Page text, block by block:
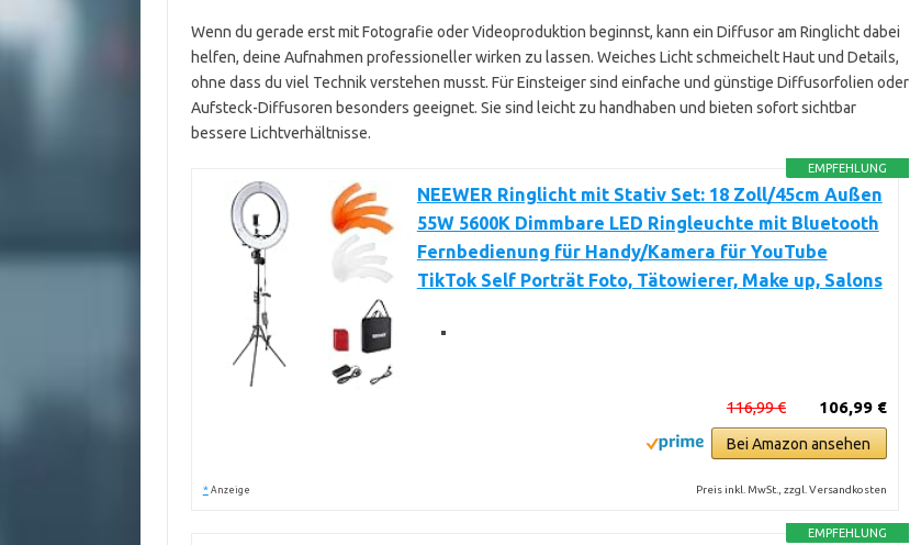
Wenn du gerade erst mit Fotografie oder Videoproduktion beginnst, kann ein Diffusor am Ringlicht dabei
helfen, deine Aufnahmen professioneller wirken zu lassen. Weiches Licht schmeichelt Haut und Details,
ohne dass du viel Technik verstehen musst. Für Einsteiger sind einfache und günstige Diffusorfolien oder
Aufsteck-Diffusoren besonders geeignet. Sie sind leicht zu handhaben und bieten sofort sichtbar
bessere Lichtverhältnisse.
EMPFEHLUNG
NEEWER Ringlicht mit Stativ Set: 18 Zoll/45cm Außen
55W 5600K Dimmbare LED Ringleuchte mit Bluetooth
Fernbedienung für Handy/Kamera für YouTube
TikTok Self Porträt Foto, Tätowierer, Make up, Salons
106,99 €
116,99 €
Bei Amazon ansehen
* Anzeige Preis inkl. MwSt., zzgl. Versandkosten
EMPFEHLUNG